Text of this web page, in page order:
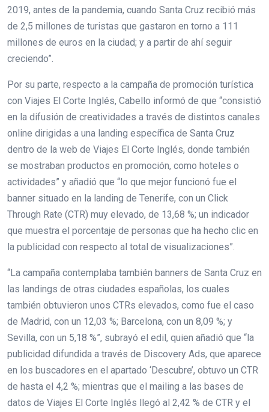
2019, antes de la pandemia, cuando Santa Cruz recibió más
de 2,5 millones de turistas que gastaron en torno a 111
millones de euros en la ciudad; y a partir de ahí seguir
creciendo”.
Por su parte, respecto a la campaña de promoción turística
con Viajes El Corte Inglés, Cabello informó de que “consistió
en la difusión de creatividades a través de distintos canales
online dirigidas a una landing específica de Santa Cruz
dentro de la web de Viajes El Corte Inglés, donde también
se mostraban productos en promoción, como hoteles o
actividades” y añadió que “lo que mejor funcionó fue el
banner situado en la landing de Tenerife, con un Click
Through Rate (CTR) muy elevado, de 13,68 %; un indicador
que muestra el porcentaje de personas que ha hecho clic en
la publicidad con respecto al total de visualizaciones”.
“La campaña contemplaba también banners de Santa Cruz en
las landings de otras ciudades españolas, los cuales
también obtuvieron unos CTRs elevados, como fue el caso
de Madrid, con un 12,03 %; Barcelona, con un 8,09 %; y
Sevilla, con un 5,18 %”, subrayó el edil, quien añadió que “la
publicidad difundida a través de Discovery Ads, que aparece
en los buscadores en el apartado ‘Descubre’, obtuvo un CTR
de hasta el 4,2 %; mientras que el mailing a las bases de
datos de Viajes El Corte Inglés llegó al 2,42 % de CTR y el